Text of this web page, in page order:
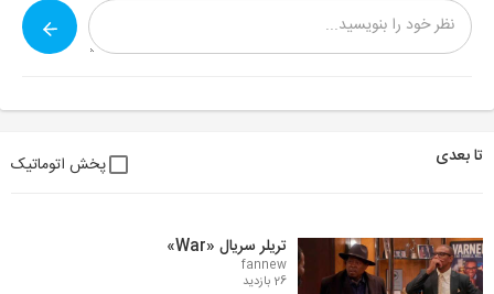
تا بعدی پخش اتوماتیک
تریلر سریال «War»
fannew
26 بازدید